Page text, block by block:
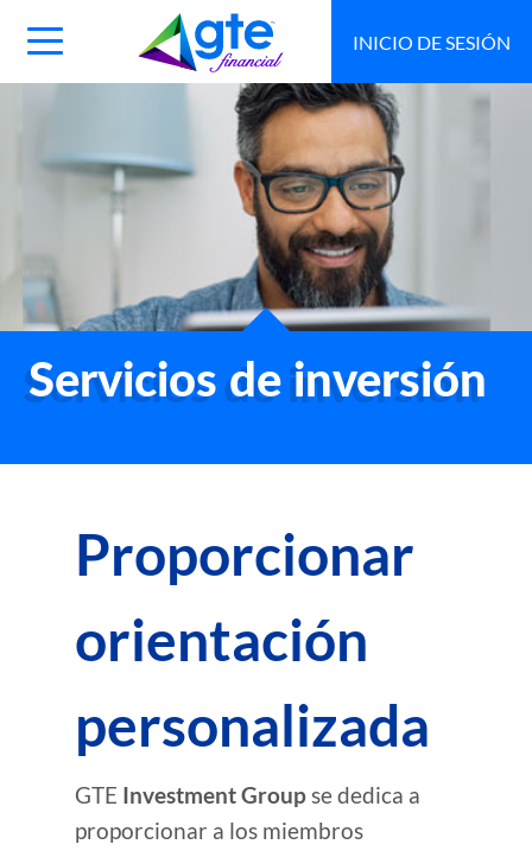
Main
Navigation
INICIO DE SESIÓN
Servicios de inversión
Proporcionar
orientación
personalizada
GTE Investment Groupse dedica a
proporcionar a los miembros